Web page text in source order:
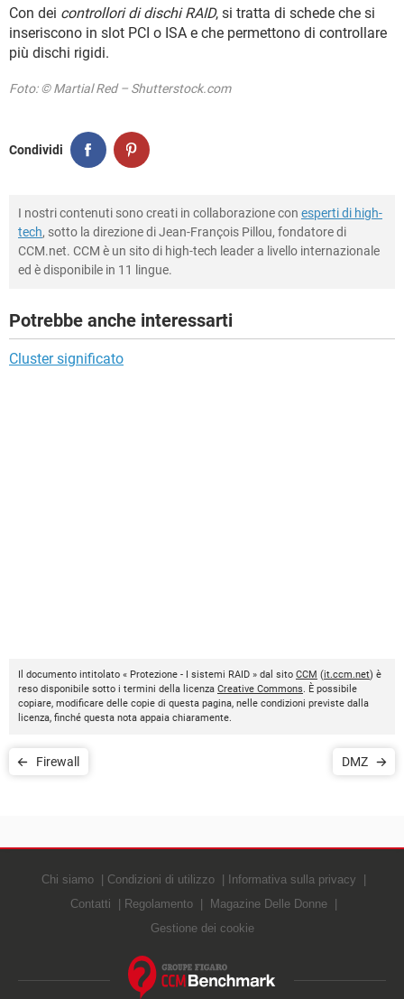
Con dei controllori di dischi RAID, si tratta di schede che si
inseriscono in slot PCI o ISA e che permettono di controllare
più dischi rigidi.
Foto: © Martial Red – Shutterstock.com
Condividi
I nostri contenuti sono creati in collaborazione con esperti di high-
tech, sotto la direzione di Jean-François Pillou, fondatore di
CCM.net. CCM è un sito di high-tech leader a livello internazionale
ed è disponibile in 11 lingue.
Potrebbe anche interessarti
Cluster significato
Il documento intitolato « Protezione - I sistemi RAID » dal sito CCM (it.ccm.net) è
reso disponibile sotto i termini della licenza Creative Commons. È possibile
copiare, modificare delle copie di questa pagina, nelle condizioni previste dalla
licenza, finché questa nota appaia chiaramente.
Firewall DMZ
Chi siamo Condizioni di utilizzo
Informativa sulla privacy
Contatti
Regolamento
Magazine Delle Donne
Gestione dei cookie